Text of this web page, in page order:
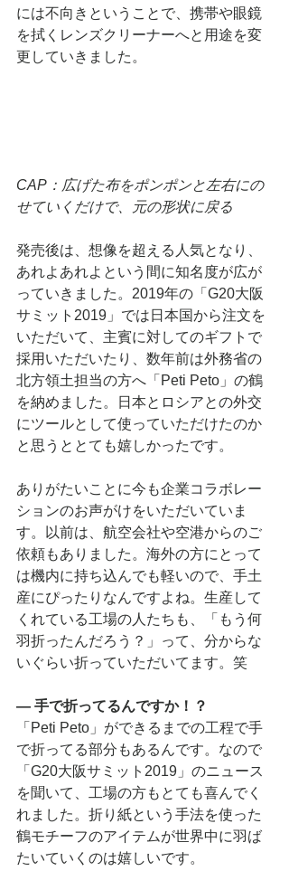
には不向きということで、携帯や眼鏡
を拭くレンズクリーナーへと用途を変
更していきました。
CAP：広げた布をポンポンと左右にの
せていくだけで、元の形状に戻る
発売後は、想像を超える人気となり、
あれよあれよという間に知名度が広が
っていきました。2019年の「G20大阪
サミット2019」では日本国から注文を
いただいて、主賓に対してのギフトで
採用いただいたり、数年前は外務省の
北方領土担当の方へ「Peti Peto」の鶴
を納めました。日本とロシアとの外交
にツールとして使っていただけたのか
と思うととても嬉しかったです。
ありがたいことに今も企業コラボレー
ションのお声がけをいただいていま
す。以前は、航空会社や空港からのご
依頼もありました。海外の方にとって
は機内に持ち込んでも軽いので、手土
産にぴったりなんですよね。生産して
くれている工場の人たちも、「もう何
羽折ったんだろう？」って、分からな
いぐらい折っていただいてます。笑
― 手で折ってるんですか！？
「Peti Peto」ができるまでの工程で手
で折ってる部分もあるんです。なので
「G20大阪サミット2019」のニュース
を聞いて、工場の方もとても喜んでく
れました。折り紙という手法を使った
鶴モチーフのアイテムが世界中に羽ば
たいていくのは嬉しいです。